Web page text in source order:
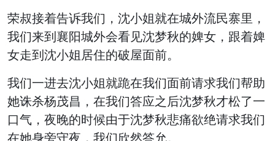
荣叔接着告诉我们，沈小姐就在城外流民寨里，
我们来到襄阳城外会看见沈梦秋的婢女，跟着婢
女走到沈小姐居住的破屋面前。
我们一进去沈小姐就跪在我们面前请求我们帮助
她诛杀杨茂昌，在我们答应之后沈梦秋才松了一
口气，夜晚的时候由于沈梦秋悲痛欲绝请求我们
在她身旁守夜，我们欣然答允。